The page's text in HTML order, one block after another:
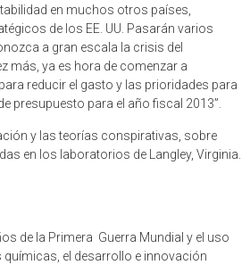
de los EE. UU. Pasarán varios
a gran escala la crisis del
más, ya es hora de comenzar a
reducir el gasto y las prioridades para
presupuesto para el año fiscal 2013”.
en los laboratorios de Langley, Virginia.
el desarrollo e innovación
el centenario.